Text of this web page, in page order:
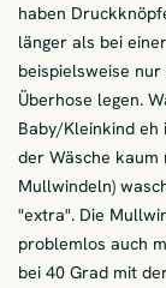
haben
länger als bei
beispielsweise
Überhose legen.
Baby/Kleinkind eh
der Wäsche kaum
Mullwindeln)
"extra". Die
problemlos auch
bei 40 Grad mit